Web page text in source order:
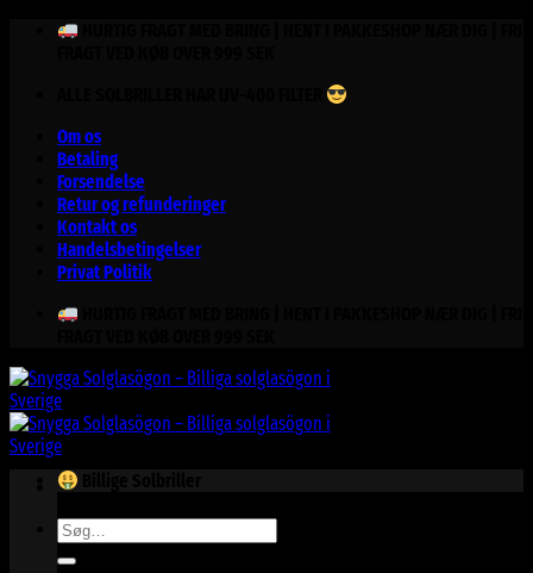
Fortsæt
Om os
Betaling
Forsendelse
Retur og refunderinger
Kontakt os
Handelsbetingelser
Privat Politik
Søg
efter: